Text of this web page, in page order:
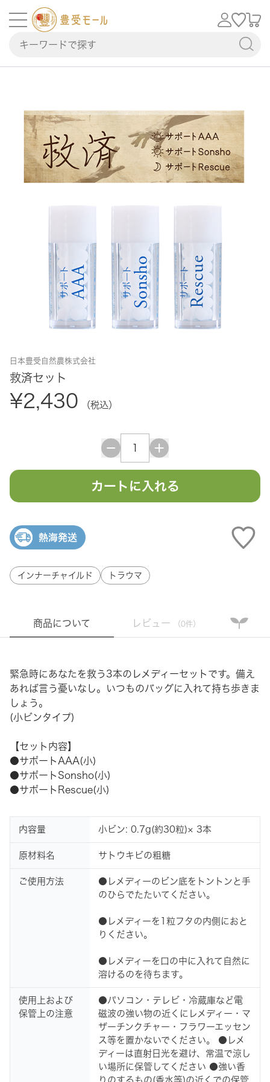
日本豊受自然農株式会社
救済セット
¥2,430 （税込）
カートに入れる
熱海発送
インナーチャイルド トラウマ
商品について レビュー （0件）
緊急時にあなたを救う3本のレメディーセットです。備え
あれば言う憂いなし。いつものバッグに入れて持ち歩きま
しょう。
(小ビンタイプ)
【セット内容】
●サポートAAA(小)
●サポートSonsho(小)
●サポートRescue(小)
内容量 小ビン: 0.7g(約30粒)× 3本
原材料名 サトウキビの粗糖
ご使用方法
●レメディーのビン底をトントンと手
のひらでたたいてください。
●レメディーを1粒フタの内側におと
りください。
●レメディーを口の中に入れて自然に
溶けるのを待ちます。
使用上および
保管上の注意
●パソコン・テレビ・冷蔵庫など電
磁波の強い物の近くにレメディー・マ
ザーチンクチャー・フラワーエッセン
ス等を置かないでください。 ●レメ
ディーは直射日光を避け、常温で涼し
い場所に保管してください ●強い香
りのするもの(香水等)の近くでの保管